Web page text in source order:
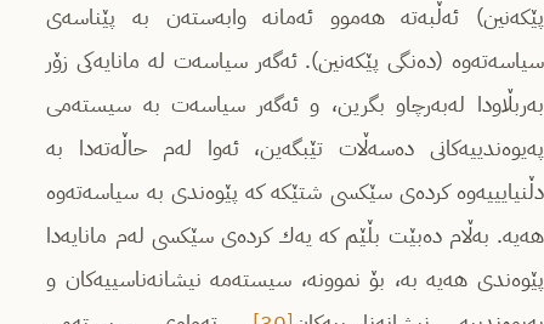
پێكه‌نین) ئه‌ڵبه‌ته‌ هه‌موو ئه‌مانه‌ وابه‌سته‌ن به‌ پێناسه‌ی
سیاسه‌ته‌وه‌ (ده‌نگی پێكه‌نین). ئه‌گه‌ر سیاسه‌ت له‌ مانایه‌كی زۆر
به‌ربڵاودا له‌به‌رچاو بگرین، و ئه‌گه‌ر سیاسه‌ت به‌ سیسته‌می
په‌یوه‌ندییه‌كانی ده‌سه‌ڵات تێبگه‌ین، ئه‌وا له‌م حاڵه‌ته‌دا به‌
دڵنیایییه‌وه‌ كرده‌ی سێكسی شتێكه‌ كه‌ پێوه‌ندی به‌ سیاسه‌ته‌وه‌
هه‌یه‌. به‌ڵام ده‌بێت بڵێم كه‌ یه‌ك كرده‌ی سێكسی له‌م مانایه‌دا
پێوه‌ندی هه‌یه‌ به،‌ بۆ نموونه،‌ سیسته‌مه‌ نیشانه‌ناسییه‌كان و